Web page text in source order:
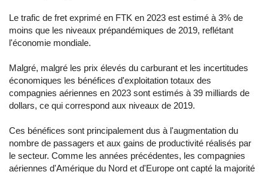
Le trafic de fret exprimé en FTK en 2023 est estimé à 3% de
moins que les niveaux prépandémiques de 2019, reflétant
l'économie mondiale.
Malgré, malgré les prix élevés du carburant et les incertitudes
économiques les bénéfices d'exploitation totaux des
compagnies aériennes en 2023 sont estimés à 39 milliards de
dollars, ce qui correspond aux niveaux de 2019.
Ces bénéfices sont principalement dus à l'augmentation du
nombre de passagers et aux gains de productivité réalisés par
le secteur. Comme les années précédentes, les compagnies
aériennes d'Amérique du Nord et d'Europe ont capté la majorité